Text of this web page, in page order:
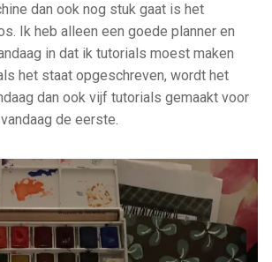
dan ook nog stuk gaat is het
Ik heb alleen een goede planner en
in dat ik tutorials moest maken
het staat opgeschreven, wordt het
dan ook vijf tutorials gemaakt voor
de eerste.